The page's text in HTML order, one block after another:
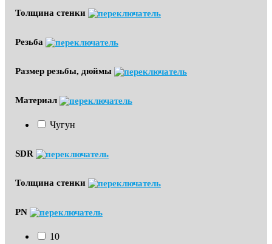
Толщина стенки
Резьба
Размер резьбы, дюймы
Материал
Чугун
SDR
Толщина стенки
PN
10